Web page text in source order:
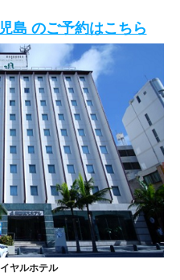
島 のご予約はこちら
ヤルホテル